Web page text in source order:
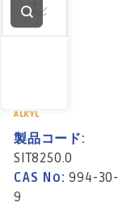
ALKYL
製品コード:
SIT8250.0
CAS No:994-30-
9